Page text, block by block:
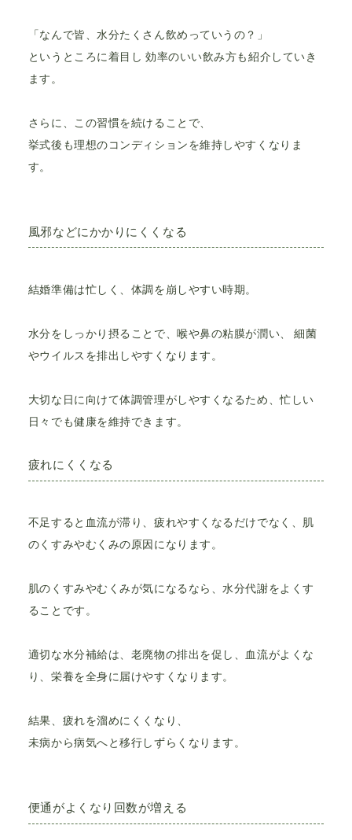
「なんで皆、水分たくさん飲めっていうの？」
というところに着目し 効率のいい飲み方も紹介していき
ます。
さらに、この習慣を続けることで、
挙式後も理想のコンディションを維持しやすくなりま
す。
風邪などにかかりにくくなる
結婚準備は忙しく、体調を崩しやすい時期。
水分をしっかり摂ることで、喉や鼻の粘膜が潤い、 細菌
やウイルスを排出しやすくなります。
大切な日に向けて体調管理がしやすくなるため、忙しい
日々でも健康を維持できます。
疲れにくくなる
不足すると血流が滞り、疲れやすくなるだけでなく、肌
のくすみやむくみの原因になります。
肌のくすみやむくみが気になるなら、水分代謝をよくす
ることです。
適切な水分補給は、老廃物の排出を促し、血流がよくな
り、栄養を全身に届けやすくなります。
結果、疲れを溜めにくくなり、
未病から病気へと移行しずらくなります。
便通がよくなり回数が増える